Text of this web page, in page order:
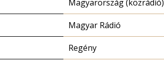
Magyarország (közrádió)
Magyar Rádió
Regény